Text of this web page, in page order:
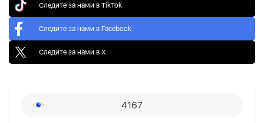
Следите за нами в TikTok
Следите за нами в Facebook
Следите за нами в X
4167